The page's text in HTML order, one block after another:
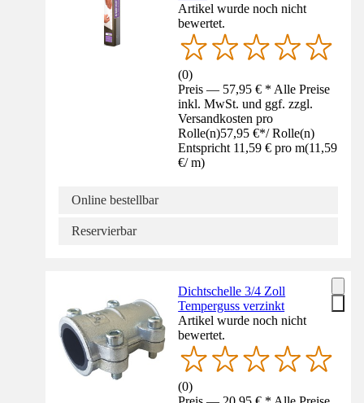
Artikel wurde noch nicht
bewertet.
(0)
Preis — 57,95 € * Alle Preise
inkl. MwSt. und ggf. zzgl.
Versandkosten pro
Rolle(n)57,95 €*/ Rolle(n)
Entspricht 11,59 € pro m(11,59
€/ m)
Online bestellbar
Reservierbar
Dichtschelle 3/4 Zoll
Temperguss verzinkt
Artikel wurde noch nicht
bewertet.
(0)